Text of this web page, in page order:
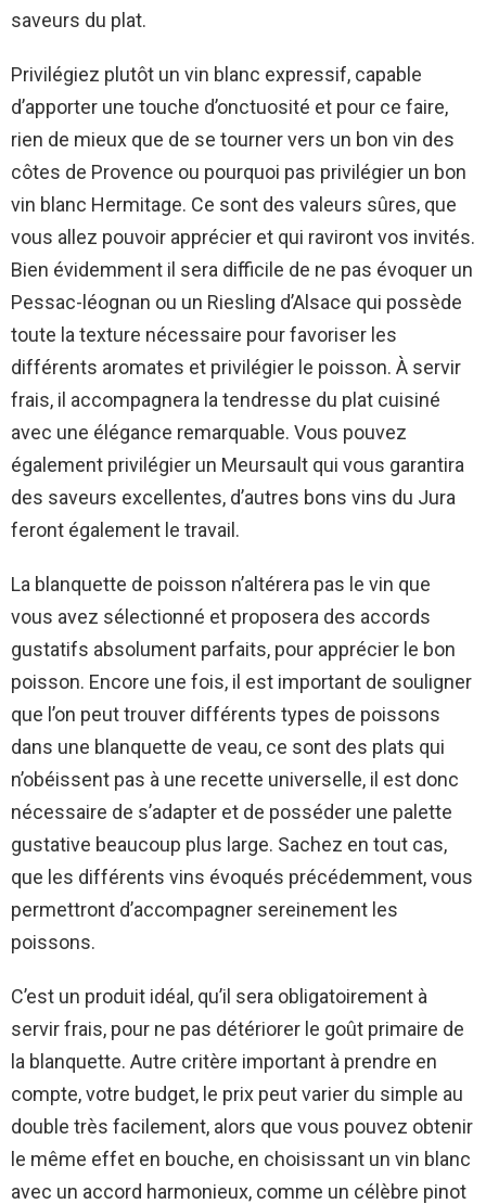
saveurs du plat.
Privilégiez plutôt un vin blanc expressif, capable
d’apporter une touche d’onctuosité et pour ce faire,
rien de mieux que de se tourner vers un bon vin des
côtes de Provence ou pourquoi pas privilégier un bon
vin blanc Hermitage. Ce sont des valeurs sûres, que
vous allez pouvoir apprécier et qui raviront vos invités.
Bien évidemment il sera difficile de ne pas évoquer un
Pessac-léognan ou un Riesling d’Alsace qui possède
toute la texture nécessaire pour favoriser les
différents aromates et privilégier le poisson. À servir
frais, il accompagnera la tendresse du plat cuisiné
avec une élégance remarquable. Vous pouvez
également privilégier un Meursault qui vous garantira
des saveurs excellentes, d’autres bons vins du Jura
feront également le travail.
La blanquette de poisson n’altérera pas le vin que
vous avez sélectionné et proposera des accords
gustatifs absolument parfaits, pour apprécier le bon
poisson. Encore une fois, il est important de souligner
que l’on peut trouver différents types de poissons
dans une blanquette de veau, ce sont des plats qui
n’obéissent pas à une recette universelle, il est donc
nécessaire de s’adapter et de posséder une palette
gustative beaucoup plus large. Sachez en tout cas,
que les différents vins évoqués précédemment, vous
permettront d’accompagner sereinement les
poissons.
C’est un produit idéal, qu’il sera obligatoirement à
servir frais, pour ne pas détériorer le goût primaire de
la blanquette. Autre critère important à prendre en
compte, votre budget, le prix peut varier du simple au
double très facilement, alors que vous pouvez obtenir
le même effet en bouche, en choisissant un vin blanc
avec un accord harmonieux, comme un célèbre pinot